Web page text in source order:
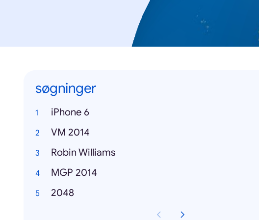
søgninger
iPhone 6
VM 2014
Robin Williams
MGP 2014
2048